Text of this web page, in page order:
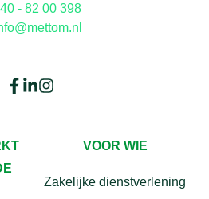
- 82 00 398
VOOR WIE
Zakelijke dienstverlening